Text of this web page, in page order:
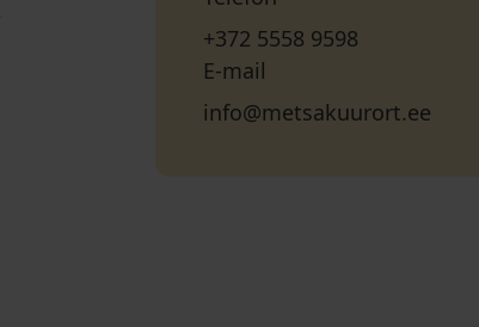
+372 5558 9598
E-mail
info@metsakuurort.ee